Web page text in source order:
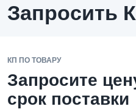
Запросить
КП ПО ТОВАРУ
Запросите
срок поставки